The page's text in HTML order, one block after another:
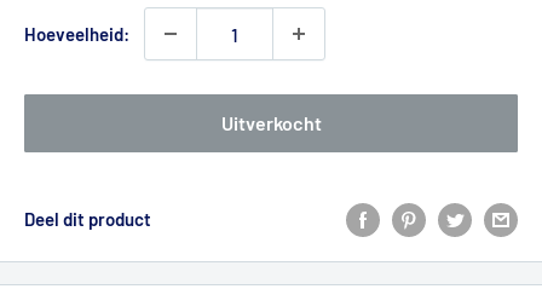
Hoeveelheid:
Uitverkocht
Deel dit product